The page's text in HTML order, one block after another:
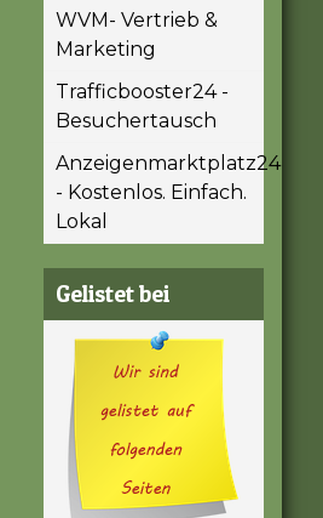
WVM- Vertrieb &
Marketing
Trafficbooster24 -
Besuchertausch
Anzeigenmarktplatz24
- Kostenlos. Einfach.
Lokal
Gelistet bei